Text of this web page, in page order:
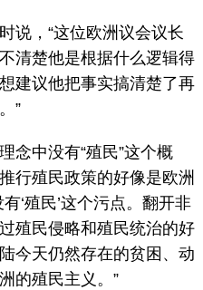
，“这位欧洲议会议长
清楚他是根据什么逻辑得
建议他把事实搞清楚了再
”
中没有“殖民”这个概
行殖民政策的好像是欧洲
‘殖民’这个污点。翻开非
殖民侵略和殖民统治的好
今天仍然存在的贫困、动
的殖民主义。”